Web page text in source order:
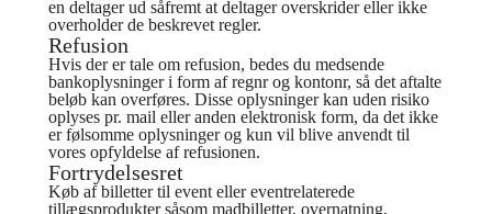
en deltager ud såfremt at deltager overskrider eller ikke
overholder de beskrevet regler.
Refusion
Hvis der er tale om refusion, bedes du medsende
bankoplysninger i form af regnr og kontonr, så det aftalte
beløb kan overføres. Disse oplysninger kan uden risiko
oplyses pr. mail eller anden elektronisk form, da det ikke
er følsomme oplysninger og kun vil blive anvendt til
vores opfyldelse af refusionen.
Fortrydelsesret
Køb af billetter til event eller eventrelaterede
tillægsprodukter såsom madbilletter, overnatning,